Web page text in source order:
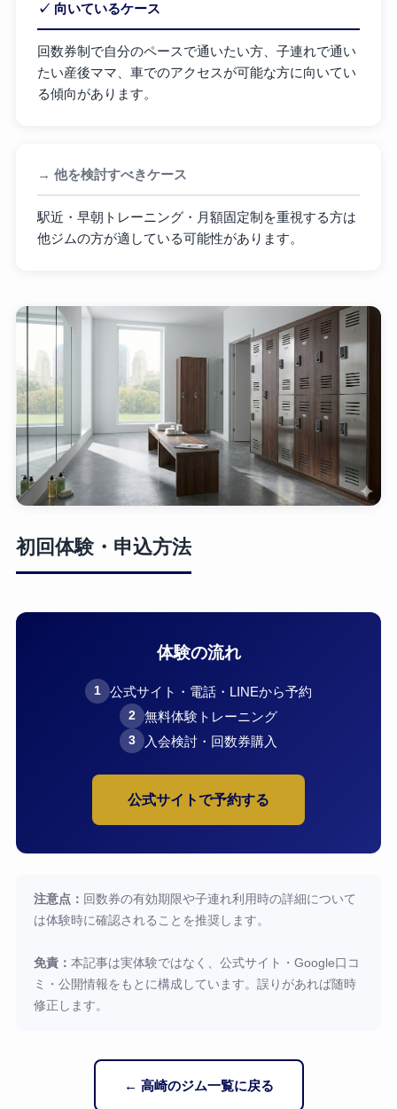
✓ 向いているケース
回数券制で自分のペースで通いたい方、子連れで通い
たい産後ママ、車でのアクセスが可能な方に向いてい
る傾向があります。
→ 他を検討すべきケース
駅近・早朝トレーニング・月額固定制を重視する方は
他ジムの方が適している可能性があります。
初回体験・申込方法
体験の流れ
1 公式サイト・電話・LINEから予約
2 無料体験トレーニング
3 入会検討・回数券購入
公式サイトで予約する
注意点： 回数券の有効期限や子連れ利用時の詳細について
は体験時に確認されることを推奨します。
免責： 本記事は実体験ではなく、公式サイト・Google口コ
ミ・公開情報をもとに構成しています。誤りがあれば随時
修正します。
← 高崎のジム一覧に戻る